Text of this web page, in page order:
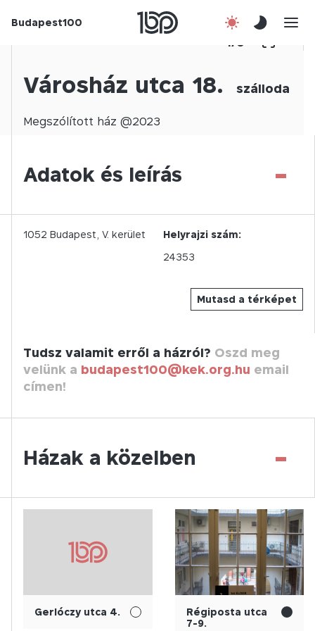
Budapest100
1/ 0
Városház utca 18. szálloda
Megszólított ház @2023
Adatok és leírás -
Mutasd a térképet
1052 Budapest, V. kerület
Helyrajzi szám:
24353
Tudsz valamit erről a házról? Oszd meg
velünk a budapest100@kek.org.hu email
címen!
Házak a közelben -
Gerlóczy utca 4.
Régiposta utca
7-9.